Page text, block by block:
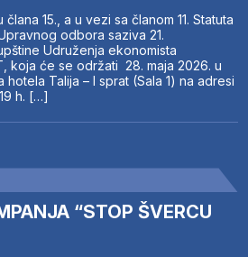
člana 15., a u vezi sa članom 11. Statuta
odbora saziva 21.
Udruženja ekonomista
koja će se održati 28. maja 2026. u
hotela Talija – I sprat (Sala 1) na adresi
h. […]
“STOP ŠVERCU